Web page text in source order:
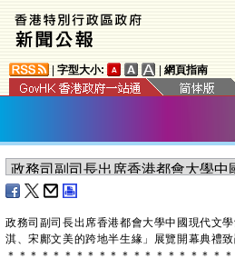
字型大小: 網頁指南
政務司副司長出席香港都會大學中國現代文
淇、宋鄺文美的跨地半生緣」展覽開幕典禮致
＊ ＊ ＊ ＊ ＊ ＊ ＊ ＊ ＊ ＊ ＊ ＊ ＊ ＊ ＊ ＊ ＊ ＊ ＊ ＊